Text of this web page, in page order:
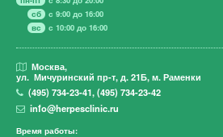
сб
с 9:00 до 16:00
вс
с 10:00 до 16:00
Москва,
ул. Мичуринский пр-т, д. 21Б, м. Раменки
(495)734-23-41,(495)734-23-42
info@herpesclinic.ru
Время работы: